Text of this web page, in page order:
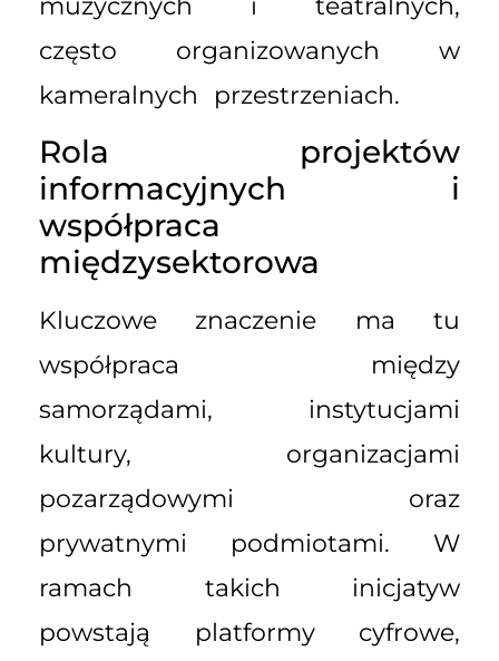
często organizowanych w
kameralnych przestrzeniach.
Rola projektów
informacyjnych i
współpraca
międzysektorowa
Kluczowe znaczenie ma tu
współpraca między
samorządami, instytucjami
kultury, organizacjami
pozarządowymi oraz
prywatnymi podmiotami. W
ramach takich inicjatyw
powstają platformy cyfrowe,